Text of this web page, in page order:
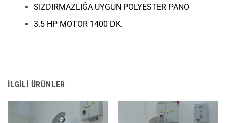
SIZDIRMAZLIĞA UYGUN POLYESTER PANO
3.5 HP MOTOR 1400 DK.
İLGILI ÜRÜNLER